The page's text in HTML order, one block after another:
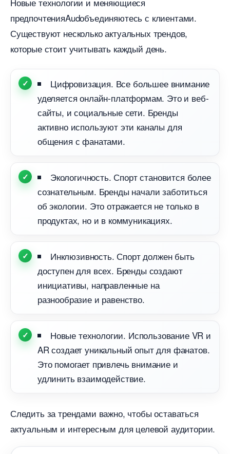
предпочтенияAudобъединяютесь с клиентами.
Существуют несколько актуальных трендов,
которые стоит учитывать каждый день.
Цифровизация. Все большее внимание
уделяется онлайн-платформам. Это и веб-
сайты, и социальные сети. Бренды
активно используют эти каналы для
общения с фанатами.
Экологичность. Спорт становится более
сознательным. Бренды начали заботиться
об экологии. Это отражается не только
продуктах, но и в коммуникациях.
Инклюзивность. Спорт должен быть
доступен для всех. Бренды создают
инициативы, направленные на
разнообразие и равенство.
Новые технологии. Использование VR и
AR создает уникальный опыт для фанатов.
Это помогает привлечь внимание и
удлинить взаимодействие.
Следить за трендами важно, чтобы оставаться
актуальным и интересным для целевой аудитории.